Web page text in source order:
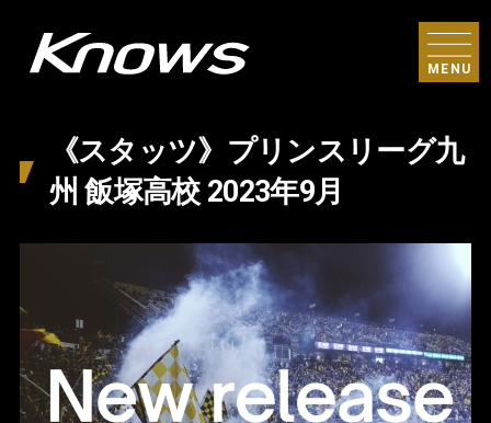
MENU
《スタッツ》プリンスリーグ九
州 飯塚高校 2023年9月